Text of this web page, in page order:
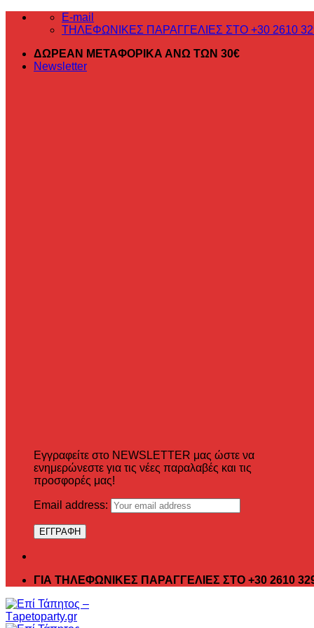
Μετάβαση
E-mail
ΤΗΛΕΦΩΝΙΚΕΣ ΠΑΡΑΓΓΕΛΙΕΣ ΣΤΟ +30 2610
ΔΩΡΕΑΝ ΜΕΤΑΦΟΡΙΚΑ ΑΝΩ ΤΩΝ 30€
Newsletter
Εγγραφείτε στο NEWSLETTER μας ώστε να
ενημερώνεστε για τις νέες παραλαβές και τις
προσφορές μας!
Email address:
ΓΙΑ ΤΗΛΕΦΩΝΙΚΕΣ ΠΑΡΑΓΓΕΛΙΕΣ ΣΤΟ +30 2610